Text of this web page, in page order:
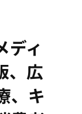
ディ
、広
、キ